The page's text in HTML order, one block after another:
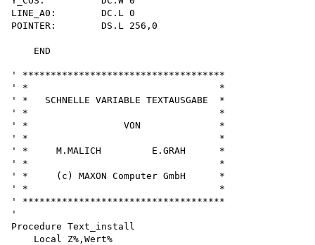
' ************************************
' *                                  *
' *   SCHNELLE VARIABLE TEXTAUSGABE  *
' *                                  *
' *                 VON              *
' *                                  *
' *     M.MALICH         E.GRAH      *
' *                                  *
' *     (c) MAXON Computer GmbH      *
' *                                  *
' ************************************
'
Procedure Text_install
    Local Z%,Wert%